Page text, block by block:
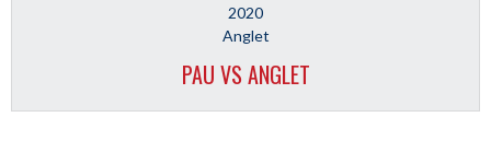
2020
Anglet
PAU VS ANGLET